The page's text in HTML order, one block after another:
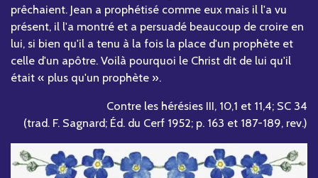
prêchaient. Jean a prophétisé comme eux mais il l'a vu
présent, il l'a montré et a persuadé beaucoup de croire en
lui, si bien qu'il a tenu à la fois la place d'un prophète et
celle d'un apôtre. Voilà pourquoi le Christ dit de lui qu'il
était « plus qu'un prophète ».
Contre les hérésies III, 10,1 et 11,4; SC 34
(trad. F. Sagnard; Éd. du Cerf 1952; p. 163 et 187-189, rev.)